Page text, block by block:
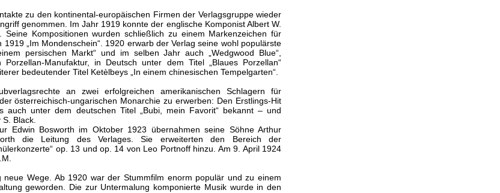
zu den kontinental-europäischen Firmen der Verlagsgruppe wieder
genommen. Im Jahr 1919 konnte der englische Komponist Albert W.
Seine Kompositionen wurden schließlich zu einem Markenzeichen für
„Im Mondenschein“. 1920 erwarb der Verlag seine wohl populärste
persischen Markt“ und im selben Jahr auch „Wedgwood Blue“,
Manufaktur, in Deutsch unter dem Titel „Blaues Porzellan“
bedeutender Titel Ketèlbeys „In einem chinesischen Tempelgarten“.
an zwei erfolgreichen amerikanischen Schlagern für
österreichisch-ungarischen Monarchie zu erwerben: Den Erstlings-Hit
auch unter dem deutschen Titel „Bubi, mein Favorit“ bekannt – und
Black.
Edwin Bosworth im Oktober 1923 übernahmen seine Söhne Arthur
die Leitung des Verlages. Sie erweiterten den Bereich der
op. 13 und op. 14 von Leo Portnoff hinzu. Am 9. April 1924
Wege. Ab 1920 war der Stummfilm enorm populär und zu einem
geworden. Die zur Untermalung komponierte Musik wurde in den